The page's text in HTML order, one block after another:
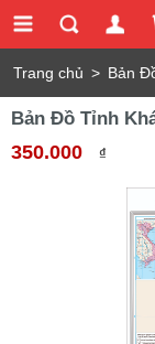
Trang chủ > Bản
Nhất Sau Sáp Nhập
Bản Đồ Tỉnh
350.000 ₫